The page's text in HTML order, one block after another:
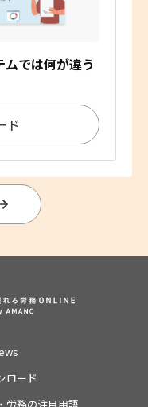
ムでは何が違う
ド
ロード
労務の注目用語